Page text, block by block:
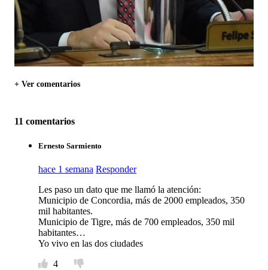
+ Ver comentarios
11 comentarios
Ernesto Sarmiento
hace 1 semana Responder
Les paso un dato que me llamó la atención:
Municipio de Concordia, más de 2000 empleados, 350
mil habitantes.
Municipio de Tigre, más de 700 empleados, 350 mil
habitantes…
Yo vivo en las dos ciudades
4